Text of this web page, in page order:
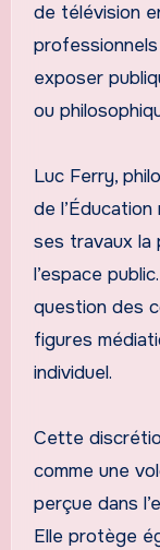
de télévision
exposer
ou
Luc Ferry,
de
ses travaux la
l’espace
question des
figures
individuel.
Cette
comme une
perçue dans
Elle protège